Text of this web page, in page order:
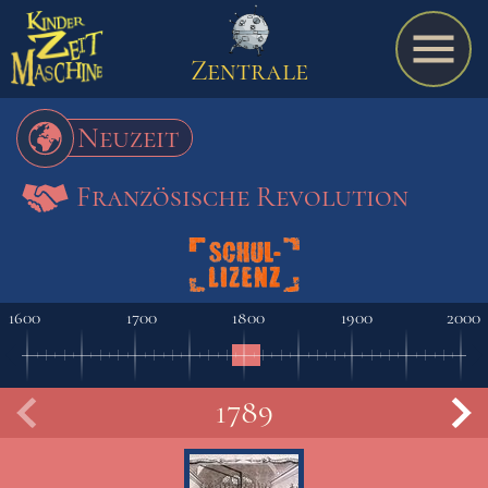
Spiel
A bis Z
Termine
Schulmaterialien
Zentrale
Neuzeit
Französische Revolution
1600 1700 1800 1900 2000
1789